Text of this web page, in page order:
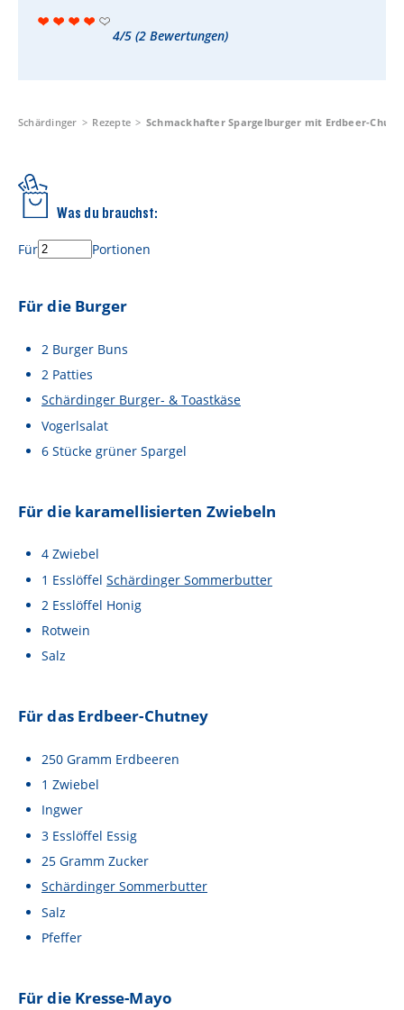
Schärdinger Käseakademie
Käse & Wein Ratgeber
Über Schärdinger
4/5 (2 Bewertungen)
Schärdinger Rezepte Schmackhafter Spargelburger mit Erdbeer-
Was du brauchst:
Für Portionen
Für die Burger
2 Burger Buns
2 Patties
Schärdinger Burger- & Toastkäse
Vogerlsalat
6 Stücke grüner Spargel
Für die karamellisierten Zwiebeln
4 Zwiebel
1 Esslöffel Schärdinger Sommerbutter
2 Esslöffel Honig
Rotwein
Salz
Für das Erdbeer-Chutney
250 Gramm Erdbeeren
1 Zwiebel
Ingwer
3 Esslöffel Essig
25 Gramm Zucker
Schärdinger Sommerbutter
Salz
Pfeffer
Für die Kresse-Mayo